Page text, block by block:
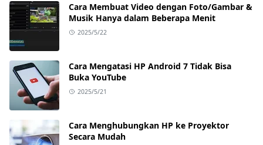
Cara Membuat Video dengan Foto/Gambar &
Musik Hanya dalam Beberapa Menit
2025/5/22
Cara Mengatasi HP Android 7 Tidak Bisa
Buka YouTube
2025/5/21
Cara Menghubungkan HP ke Proyektor
Secara Mudah